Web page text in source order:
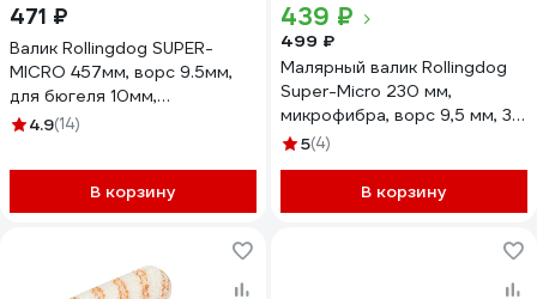
471 ₽
Валик Rollingdog SUPER-
MICRO 457мм, ворс 9.5мм,
для бюгеля 10мм,
микрофибра арт. 00395
4.9(14)
В корзину
439 ₽
499 ₽
Малярный валик Rollingdog
Super-Micro 230 мм,
микрофибра, ворс 9,5 мм, 3
шт., 00247
5(4)
В корзину